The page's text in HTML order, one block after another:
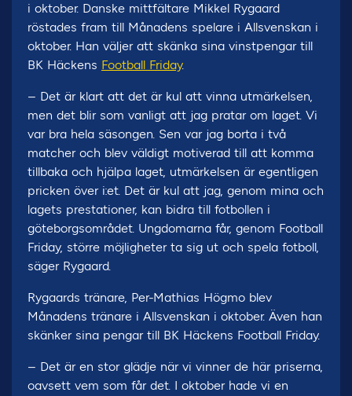
i oktober. Danske mittfältare Mikkel Rygaard
röstades fram till Månadens spelare i Allsvenskan i
oktober. Han väljer att skänka sina vinstpengar till
BK Häckens Football Friday.
– Det är klart att det är kul att vinna utmärkelsen,
men det blir som vanligt att jag pratar om laget. Vi
var bra hela säsongen. Sen var jag borta i två
matcher och blev väldigt motiverad till att komma
tillbaka och hjälpa laget, utmärkelsen är egentligen
pricken över i:et. Det är kul att jag, genom mina och
lagets prestationer, kan bidra till fotbollen i
göteborgsområdet. Ungdomarna får, genom Football
Friday, större möjligheter ta sig ut och spela fotboll,
säger Rygaard.
Rygaards tränare, Per-Mathias Högmo blev
Månadens tränare i Allsvenskan i oktober. Även han
skänker sina pengar till BK Häckens Football Friday.
– Det är en stor glädje när vi vinner de här priserna,
oavsett vem som får det. I oktober hade vi en